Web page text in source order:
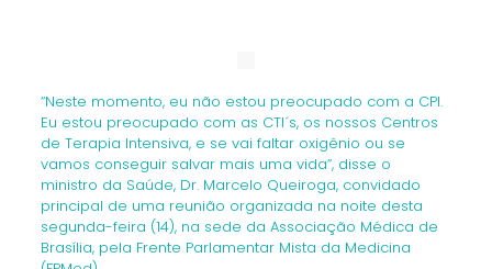
“Neste momento, eu não estou preocupado com a CPI.
Eu estou preocupado com as CTI´s, os nossos Centros
de Terapia Intensiva, e se vai faltar oxigênio ou se
vamos conseguir salvar mais uma vida”, disse o
ministro da Saúde, Dr. Marcelo Queiroga, convidado
principal de uma reunião organizada na noite desta
segunda-feira (14), na sede da Associação Médica de
Brasília, pela Frente Parlamentar Mista da Medicina